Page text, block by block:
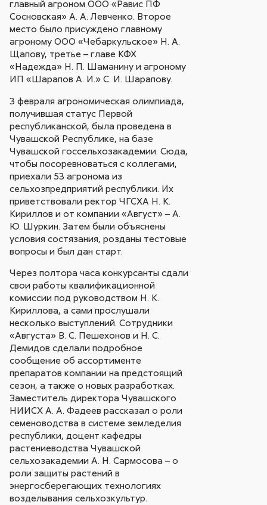
главный агроном ООО «Равис ПФ
Сосновская» А. А. Левченко. Второе
место было присуждено главному
агроному ООО «Чебаркульское» Н. А.
Щапову, третье – главе КФХ
«Надежда» Н. П. Шаманину и агроному
ИП «Шарапов А. И.» С. И. Шарапову.
3 февраля агрономическая олимпиада,
получившая статус Первой
республиканской, была проведена в
Чувашской Республике, на базе
Чувашской госсельхозакадемии. Сюда,
чтобы посоревноваться с коллегами,
приехали 53 агронома из
сельхозпредприятий республики. Их
приветствовали ректор ЧГСХА Н. К.
Кириллов и от компании «Август» – А.
Ю. Шуркин. Затем были объяснены
условия состязания, розданы тестовые
вопросы и был дан старт.
Через полтора часа конкурсанты сдали
свои работы квалификационной
комиссии под руководством Н. К.
Кириллова, а сами прослушали
несколько выступлений. Сотрудники
«Августа» В. С. Пешехонов и Н. С.
Демидов сделали подробное
сообщение об ассортименте
препаратов компании на предстоящий
сезон, а также о новых разработках.
Заместитель директора Чувашского
НИИСХ А. А. Фадеев рассказал о роли
семеноводства в системе земледелия
республики, доцент кафедры
растениеводства Чувашской
сельхозакадемии А. Н. Сармосова – о
роли защиты растений в
энергосберегающих технологиях
возделывания сельхозкультур.